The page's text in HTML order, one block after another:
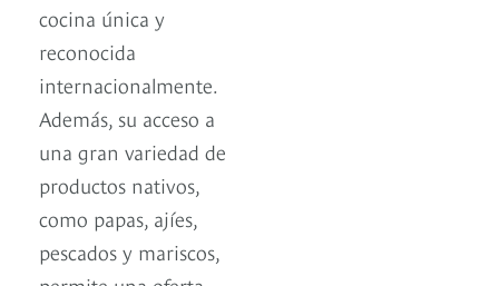
cocina única y
reconocida
internacionalmente.
Además, su acceso a
una gran variedad de
productos nativos,
como papas, ajíes,
pescados y mariscos,